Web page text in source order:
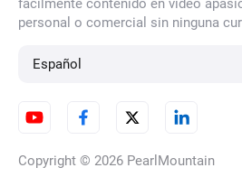
fácilmente contenido en vídeo
personal o comercial sin ninguna
Español
Copyright © 2026 PearlMountain